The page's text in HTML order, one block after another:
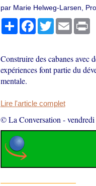
par Marie Helweg-Larsen,
PartagerFacebook
TwitterEmail
Construire des cabanes avec
expériences font partie du
mentale.
Lire l'article complet
© La Conversation -